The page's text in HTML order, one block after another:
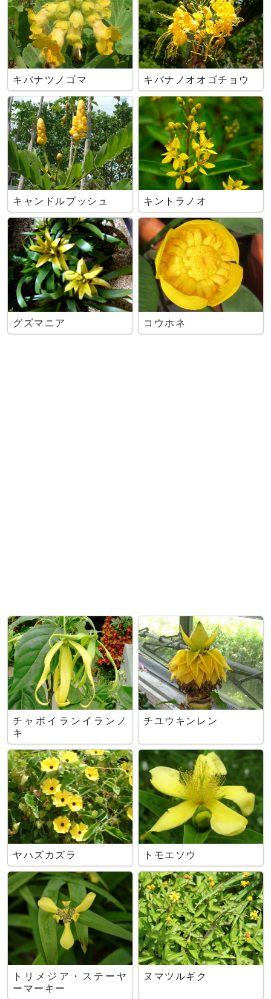
キバナツノゴマ キバナノオオゴチョウ
キャンドルブッシュ キントラノオ
グズマニア コウホネ
チャボイランイランノ
キ
チユウキンレン
ヤハズカズラ トモエソウ
トリメジア・ステーヤ
ーマーキー
ヌマツルギク